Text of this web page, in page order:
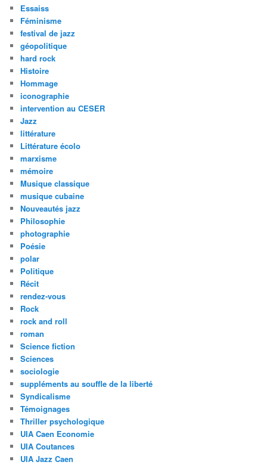
Essaiss
Féminisme
festival de jazz
géopolitique
hard rock
Histoire
Hommage
iconographie
intervention au CESER
Jazz
littérature
Littérature écolo
marxisme
mémoire
Musique classique
musique cubaine
Nouveautés jazz
Philosophie
photographie
Poésie
polar
Politique
Récit
rendez-vous
Rock
rock and roll
roman
Science fiction
Sciences
sociologie
suppléments au souffle de la liberté
Syndicalisme
Témoignages
Thriller psychologique
UIA Caen Economie
UIA Coutances
UIA Jazz Caen